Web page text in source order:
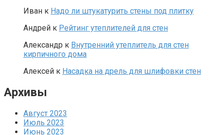
Иван к Надо ли штукатурить стены под плитку
Андрей к Рейтинг утеплителей для стен
Александр к Внутренний утеплитель для стен
кирпичного дома
Алексей к Насадка на дрель для шлифовки стен
Архивы
Август 2023
Июль 2023
Июнь 2023